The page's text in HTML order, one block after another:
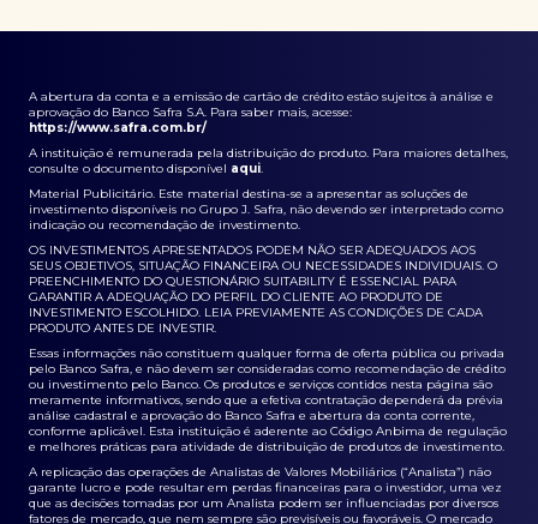
A abertura da conta e a emissão de cartão de crédito estão sujeitos à análise e
aprovação do Banco Safra S.A. Para saber mais, acesse:
https://www.safra.com.br/
A instituição é remunerada pela distribuição do produto. Para maiores detalhes,
consulte o documento disponível aqui.
Material Publicitário. Este material destina-se a apresentar as soluções de
investimento disponíveis no Grupo J. Safra, não devendo ser interpretado como
indicação ou recomendação de investimento.
OS INVESTIMENTOS APRESENTADOS PODEM NÃO SER ADEQUADOS AOS
SEUS OBJETIVOS, SITUAÇÃO FINANCEIRA OU NECESSIDADES INDIVIDUAIS. O
PREENCHIMENTO DO QUESTIONÁRIO SUITABILITY É ESSENCIAL PARA
GARANTIR A ADEQUAÇÃO DO PERFIL DO CLIENTE AO PRODUTO DE
INVESTIMENTO ESCOLHIDO. LEIA PREVIAMENTE AS CONDIÇÕES DE CADA
PRODUTO ANTES DE INVESTIR.
Essas informações não constituem qualquer forma de oferta pública ou privada
pelo Banco Safra, e não devem ser consideradas como recomendação de crédito
ou investimento pelo Banco. Os produtos e serviços contidos nesta página são
meramente informativos, sendo que a efetiva contratação dependerá da prévia
análise cadastral e aprovação do Banco Safra e abertura da conta corrente,
conforme aplicável. Esta instituição é aderente ao Código Anbima de regulação
e melhores práticas para atividade de distribuição de produtos de investimento.
A replicação das operações de Analistas de Valores Mobiliários (“Analista”) não
garante lucro e pode resultar em perdas financeiras para o investidor, uma vez
que as decisões tomadas por um Analista podem ser influenciadas por diversos
fatores de mercado, que nem sempre são previsíveis ou favoráveis. O mercado